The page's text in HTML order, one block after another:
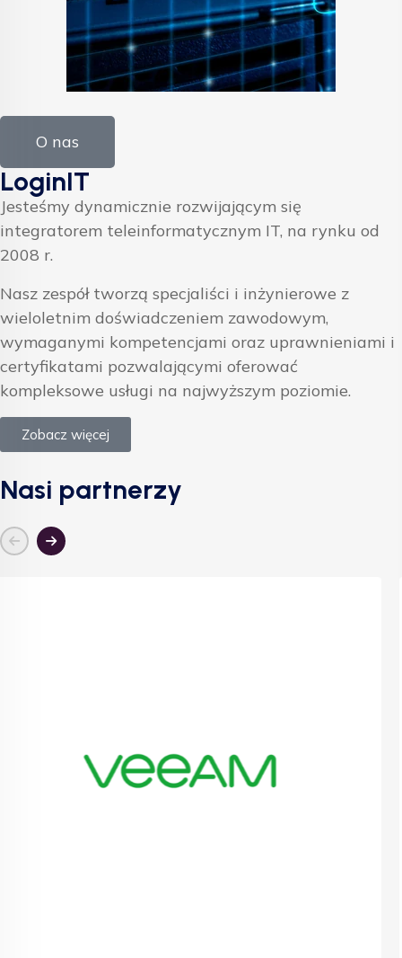
O nas
LoginIT
Jesteśmy dynamicznie rozwijającym się
integratorem teleinformatycznym IT, na rynku od
2008 r.
Nasz zespół tworzą specjaliści i inżynierowe z
wieloletnim doświadczeniem zawodowym,
wymaganymi kompetencjami oraz uprawnieniami i
certyfikatami pozwalającymi oferować
kompleksowe usługi na najwyższym poziomie.
Zobacz więcej
Nasi partnerzy